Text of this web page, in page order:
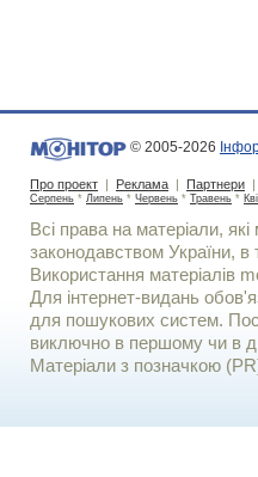
© 2005-2026
Про проект | Реклама | Партнери |
Серпень * Липень * Червень * Травень *
Всі права на матеріали,
законодавством України, в
Використання матерiалiв
Для iнтернет-видань
для пошукових систем.
виключно в першому чи в
Матеріали з позначкою